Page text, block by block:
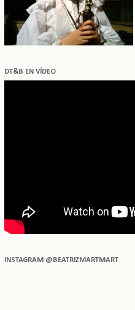
DT&B EN VÍDEO
INSTAGRAM @BEATRIZMARTMART